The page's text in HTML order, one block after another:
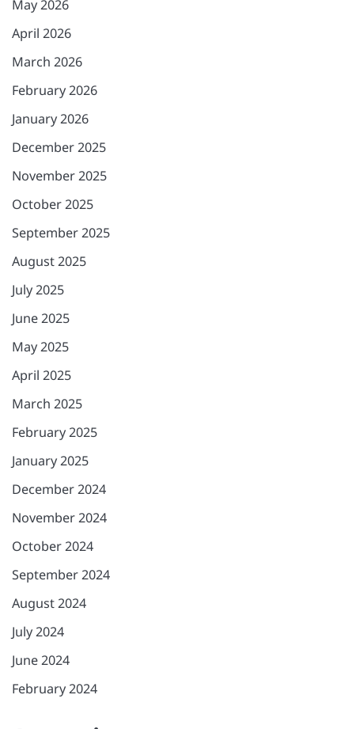
May 2026
April 2026
March 2026
February 2026
January 2026
December 2025
November 2025
October 2025
September 2025
August 2025
July 2025
June 2025
May 2025
April 2025
March 2025
February 2025
January 2025
December 2024
November 2024
October 2024
September 2024
August 2024
July 2024
June 2024
February 2024